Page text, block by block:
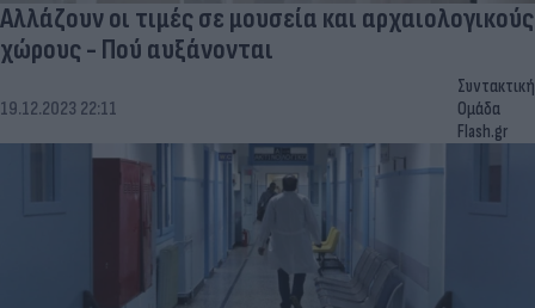
Αλλάζουν οι τιμές σε μουσεία και αρχαιολογικούς
χώρους - Πού αυξάνονται
19.12.2023 22:11
Συντακτική
Ομάδα
Flash.gr